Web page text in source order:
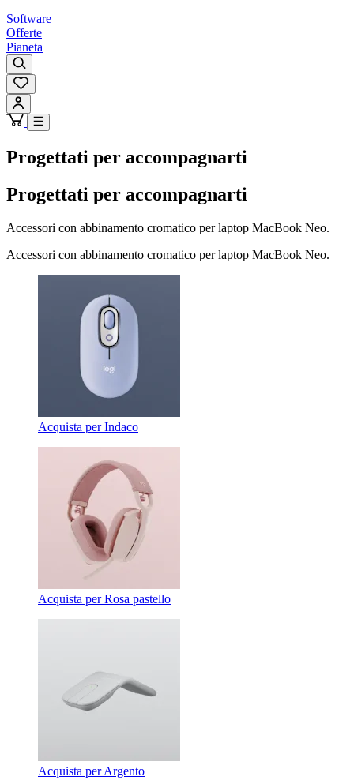
Software
Offerte
Pianeta
Progettati per accompagnarti
Progettati per accompagnarti
Accessori con abbinamento cromatico per laptop MacBook Neo.
Accessori con abbinamento cromatico per laptop MacBook Neo.
Acquista per Indaco
Acquista per Rosa pastello
Acquista per Argento